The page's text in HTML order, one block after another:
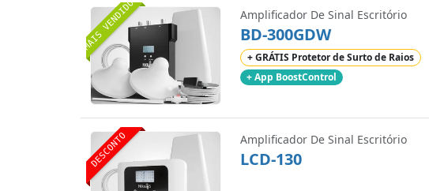
MAIS VENDIDO Amplificador De Sinal Escritório
BD-300GDW
+ GRÁTIS Protetor de Surto de Raios
+ App BoostControl
DESCONTO Amplificador De Sinal Escritório
LCD-130